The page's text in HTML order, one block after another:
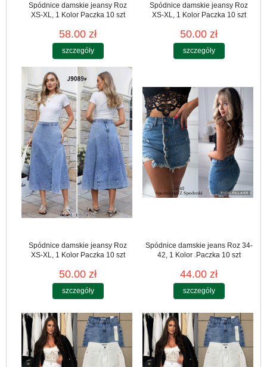
Spódnice damskie jeansy Roz
XS-XL, 1 Kolor Paczka 10 szt
58.00 zł
szczegóły
Spódnice damskie jeansy Roz
XS-XL, 1 Kolor Paczka 10 szt
50.00 zł
szczegóły
Spódnice damskie jeansy Roz
XS-XL, 1 Kolor Paczka 10 szt
50.00 zł
szczegóły
Spódnice damskie jeans Roz 34-
42, 1 Kolor .Paczka 10 szt
44.00 zł
szczegóły